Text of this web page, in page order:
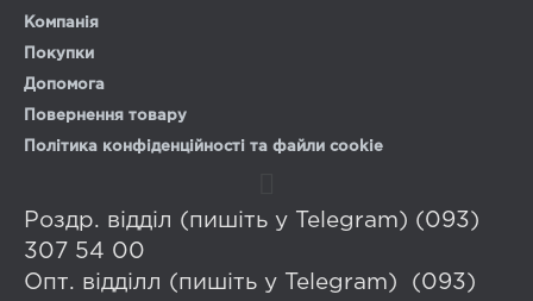
Компанія
Покупки
Допомога
Повернення товару
Політика конфіденційності та файли cookie
Роздр. відділ (пишіть у Telegram) (093)
307 54 00
Опт. відділл (пишіть у Telegram) (093)